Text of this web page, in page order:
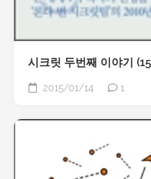
시크릿 두번째 이야기
2015/01/14 1